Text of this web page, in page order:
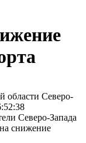
области Северо-